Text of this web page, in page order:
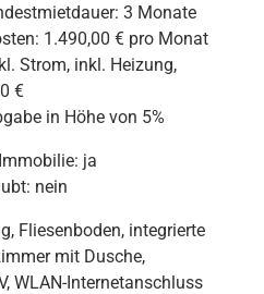
3 Monate
1.490,00 € pro Monat
Strom, inkl. Heizung,
€
in Höhe von 5%
ja
nein
Fliesenboden, integrierte
mit Dusche,
WLAN-Internetanschluss